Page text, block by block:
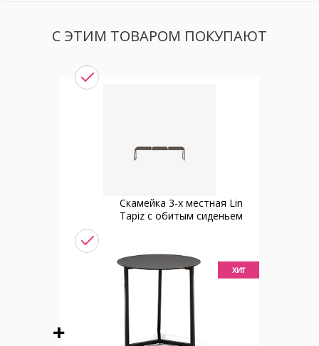
С ЭТИМ ТОВАРОМ ПОКУПАЮТ
Скамейка 3-х местная Lin
Tapiz с обитым сиденьем
хит